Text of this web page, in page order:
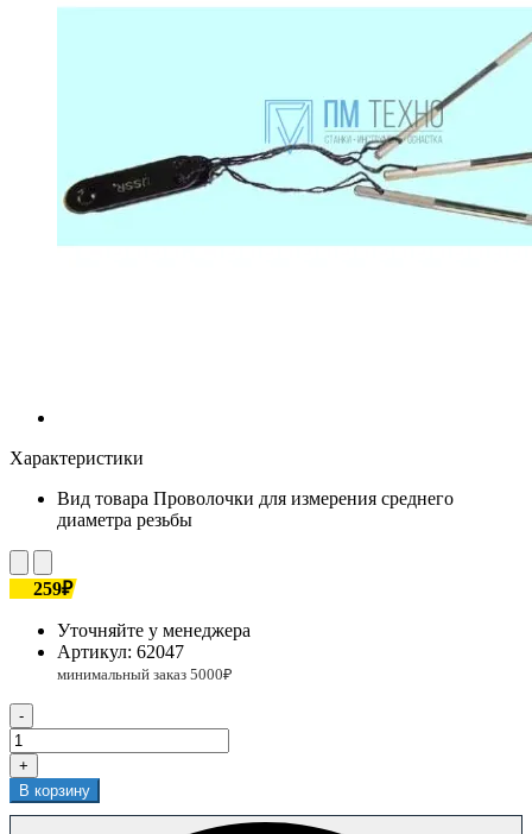
Характеристики
Вид товара Проволочки для измерения среднего
диаметра резьбы
259₽
Уточняйте у менеджера
Артикул: 62047
-
+
В корзину